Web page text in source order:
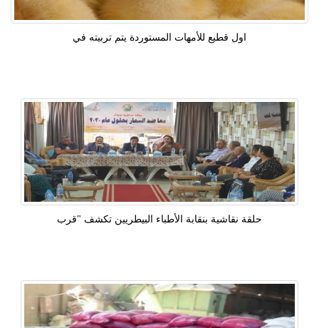
اول قطيع للأمهات المستوردة يتم تربيته في
حلقة نقاشية بنقابة الأطباء البيطريين تكشف "قرب